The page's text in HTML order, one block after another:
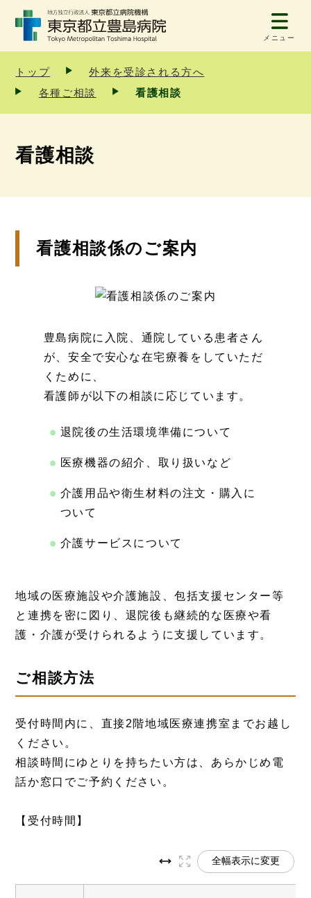
メニュー
トップ
外来を受診される方へ
各種ご相談
看護相談
看護相談
看護相談係のご案内
豊島病院に入院、通院している患者さん
が、安全で安心な在宅療養をしていただ
くために、
看護師が以下の相談に応じています。
退院後の生活環境準備について
医療機器の紹介、取り扱いなど
介護用品や衛生材料の注文・購入に
ついて
介護サービスについて
地域の医療施設や介護施設、包括支援センター等
と連携を密に図り、退院後も継続的な医療や看
護・介護が受けられるように支援しています。
ご相談方法
受付時間内に、直接2階地域医療連携室までお越し
ください。
相談時間にゆとりを持ちたい方は、あらかじめ電
話か窓口でご予約ください。
【受付時間】
全幅表示に変更